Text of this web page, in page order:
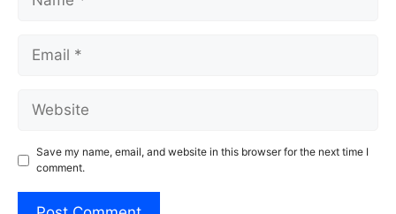
Email
Website
Save my name, email, and website in this browser for the next time I
comment.